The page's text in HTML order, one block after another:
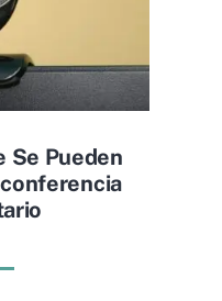
Se Pueden